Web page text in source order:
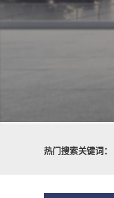
热门搜索关键词：